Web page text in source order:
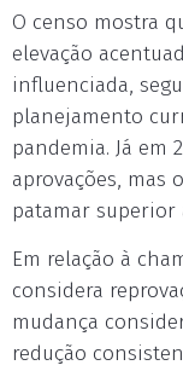
O censo mostra
elevação
influenciada,
planejamento
pandemia. Já em
aprovações, mas
patamar superior
Em relação à
considera
mudança
redução